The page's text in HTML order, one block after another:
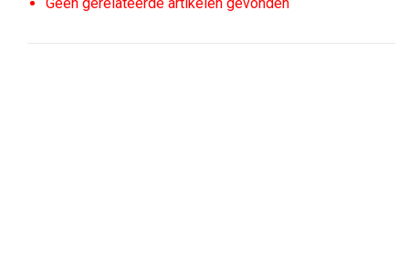
Geen gerelateerde artikelen gevonden